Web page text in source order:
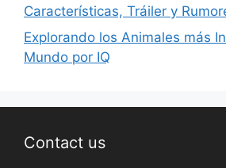
Características, Tráiler y
Explorando los Animales más
Mundo por IQ
Contact us